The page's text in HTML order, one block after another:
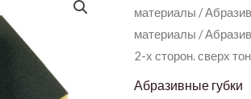
материалы /
материалы /
2-х сторон. сверх
Абразивные губки
абраз.
Smirdex
2-
х